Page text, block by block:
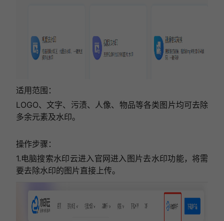
适用范围：
LOGO、文字、污渍、人像、物品等各类图片均可去除
多余元素及水印。
操作步骤：
1.电脑搜索水印云进入官网进入图片去水印功能，将需
要去除水印的图片直接上传。